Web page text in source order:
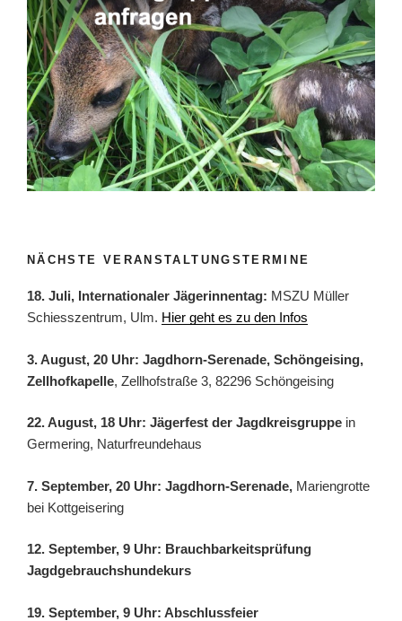
3.10.2019“
NÄCHSTE VERANSTALTUNGSTERMINE
18. Juli, Internationaler Jägerinnentag: MSZU Müller
Schiesszentrum, Ulm. Hier geht es zu den Infos
3. August, 20 Uhr: Jagdhorn-Serenade, Schöngeising,
Zellhofkapelle, Zellhofstraße 3, 82296 Schöngeising
22. August, 18 Uhr: Jägerfest der Jagdkreisgruppe in
Germering, Naturfreundehaus
7. September, 20 Uhr: Jagdhorn-Serenade, Mariengrotte
bei Kottgeisering
12. September, 9 Uhr: Brauchbarkeitsprüfung
Jagdgebrauchshundekurs
19. September, 9 Uhr: Abschlussfeier